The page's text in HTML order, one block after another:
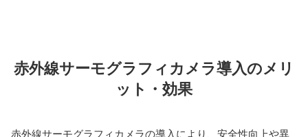
赤外線サーモグラフィカメラ導入のメリ
ット・効果
赤外線サーモグラフィカメラの導入により、安全性向上や異